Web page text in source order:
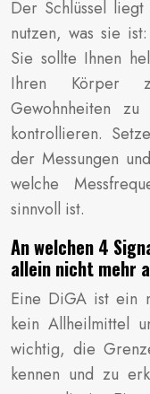
Der Schlüssel
nutzen, was sie
Sie sollte Ihnen
Ihren Körper
Gewohnheiten
kontrollieren.
der Messungen
welche
sinnvoll ist.
An welchen 4
allein nicht mehr
Eine DiGA ist ein
kein Allheilmittel
wichtig, die
kennen und zu